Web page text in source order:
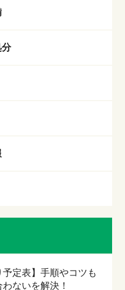
分
予定表】手順やコツも
ないを解決！